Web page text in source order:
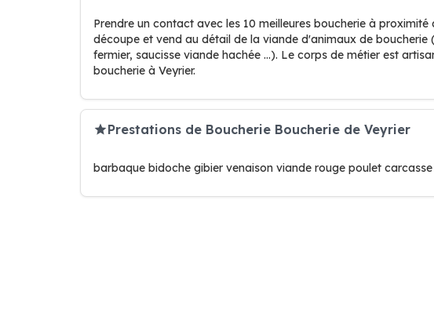
Prendre un contact avec les 10 meilleures boucherie à
découpe et vend au détail de la viande d'animaux de
fermier, saucisse viande hachée …). Le corps de métier est
boucherie à Veyrier.
Prestations de Boucherie Boucherie de Veyrier
barbaque bidoche gibier venaison viande rouge poulet